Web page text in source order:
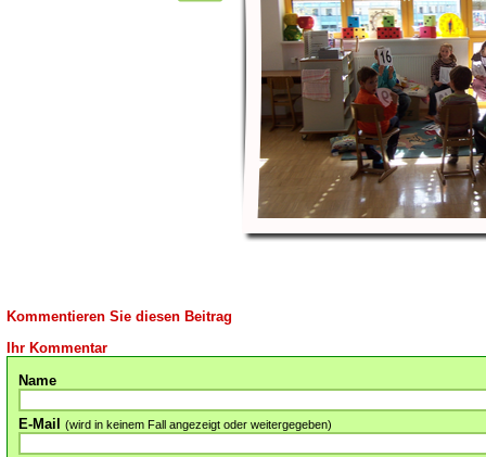
Kommentieren Sie diesen Beitrag
Ihr Kommentar
Name
E-Mail (wird in keinem Fall angezeigt oder weitergegeben)